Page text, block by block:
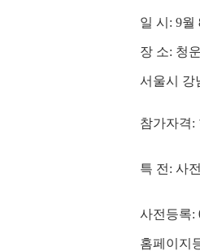
일 시: 9월
장 소: 청
서울시 강
참가자격:
특 전: 사
사전등록:
홈페이지